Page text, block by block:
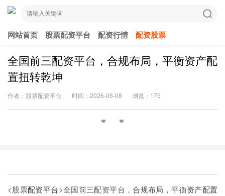
网站首页 股票配资平台 配资行情 配资股票
全国前三配资平台，合规布局，平衡资产配
置扭转乾坤
作者：股票配资平台 时间：2026-06-08 浏览：175
<股票配资平台>全国前三配资平台，合规布局，平衡资产配置